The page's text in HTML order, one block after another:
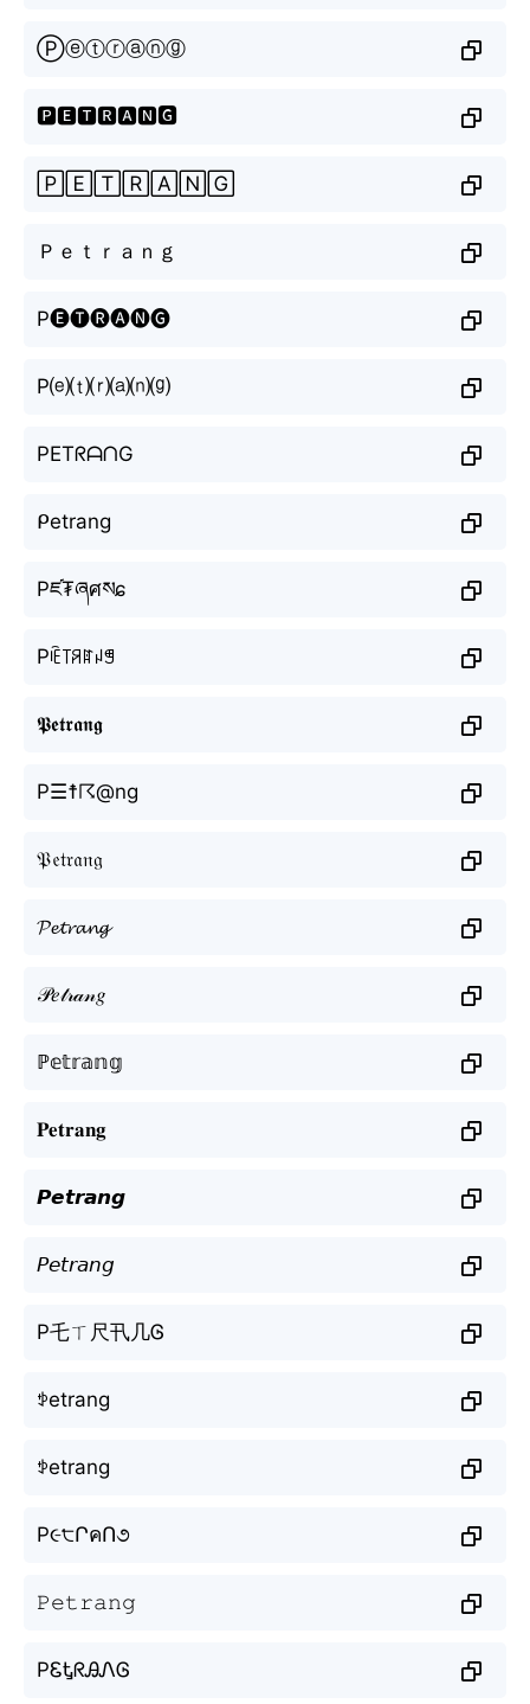
Ⓟⓔⓣⓡⓐⓝⓖ
🅿🅴🆃🆁🅰🅽🅶
🄿🄴🅃🅁🄰🄽🄶
Ｐｅｔｒａｎｇ
P🅔🅣🅡🅐🅝🅖
P⒠⒯⒭⒜⒩⒢
PETᖇᗩᑎG
ᑭetrang
Pཛ₮ཞศསɕ
Pꍟ꓄ꋪꍏꈤꁅ
𝕻𝖊𝖙𝖗𝖆𝖓𝖌
P☰☨☈@ng
𝔓𝔢𝔱𝔯𝔞𝔫𝔤
𝓟𝓮𝓽𝓻𝓪𝓷𝓰
𝒫𝑒𝓉𝓇𝒶𝓃𝑔
ℙ𝕖𝕥𝕣𝕒𝕟𝕘
𝐏𝐞𝐭𝐫𝐚𝐧𝐠
𝙋𝙚𝙩𝙧𝙖𝙣𝙜
𝘗𝘦𝘵𝘳𝘢𝘯𝘨
P乇ㄒ尺卂几Ꮆ
ꉣetrang
ꉣetrang
P૯੮ՐคՈ૭
𝙿𝚎𝚝𝚛𝚊𝚗𝚐
PᏋᎿᖇᎯᏁᎶ